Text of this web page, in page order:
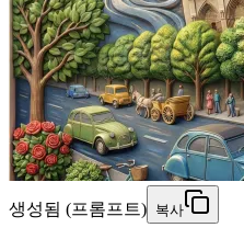
생성됨 (프롬프트) 복사